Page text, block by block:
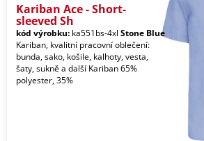
Kariban Ace - Short-
sleeved Sh
kód výrobku: ka551bs-4xl Stone Blue
Kariban, kvalitní pracovní oblečení:
bunda, sako, košile, kalhoty, vesta,
šaty, sukně a další Kariban 65%
polyester, 35%